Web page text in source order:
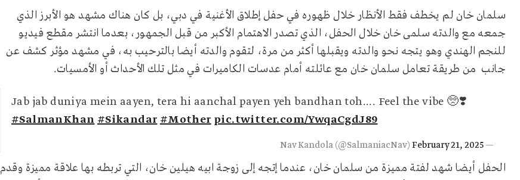
سلمان خان لم يخطف فقط الأنظار خلال ظهوره في حفل إطلاق الأغنية في دبي، بل كان هناك مشهد هو الأبرز الذي
جمعه مع والدته سلمى خان خلال الحفل، الذي تصدر الاهتمام الأكبر من قبل الجمهور، بعدما انتشر مقطع فيديو
للنجم الهندي وهو يتجه نحو والدته ويقبلها أكثر من مرة، لتقوم والدته أيضا بالترحيب به، في مشهد مؤثر كشف عن
جانب من طريقة تعامل سلمان خان مع عائلته أمام عدسات الكاميرات في مثل تلك الأحداث أو الأمسيات.
Jab jab duniya mein aayen, tera hi aanchal payen yeh bandhan toh.... Feel the vibe 🥺❣️
#SalmanKhan#Sikandar#Mother pic.twitter.com/YwqaCgdJ89
— Nav Kandola (@SalmaniacNav)
February 21, 2025
الحفل أيضا شهد لفتة مميزة من سلمان خان، عندما إتجه إلى زوجة ابيه هيلين خان، التي تربطه بها علاقة مميزة وقدم